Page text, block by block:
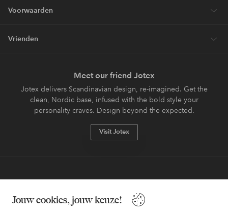
Jouw cookies, jouw keuze!
Voorwaarden
Vrienden
Meet our friend Jotex
Jotex delivers Scandinavian design, re-imagined. Get the
clean, Nordic base, infused with the bold style your
personality craves. Design beyond the expected.
Visit Jotex
Wil je meer weten over
onze betaalopties